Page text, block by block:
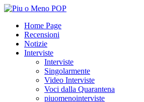
Home Page
Recensioni
Notizie
Interviste
Interviste
Singolarmente
Video Interviste
Voci dalla Quarantena
piuomenointerviste